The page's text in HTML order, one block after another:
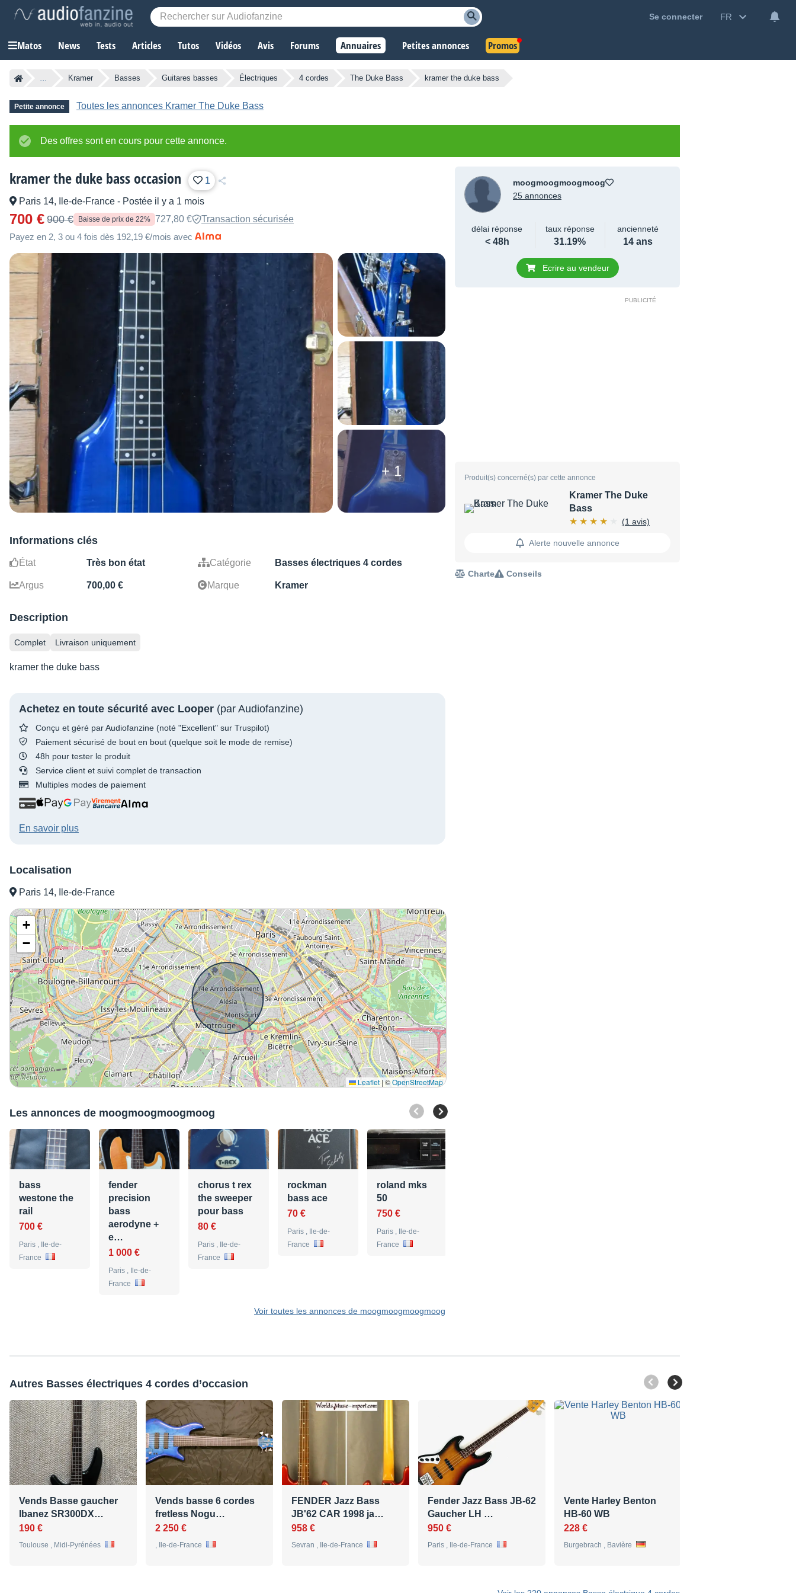
Se connecter FR
Matos News Tests Articles Tutos Vidéos Avis Forums Annuaires Petites annonces Promos
... Kramer Basses Guitares basses Électriques 4 cordes The Duke Bass kramer the duke bass
Petite annonce Toutes les annonces Kramer The Duke Bass
Des offres sont en cours pour cette annonce.
kramer the duke bass occasion 1
Paris 14, Ile-de-France - Postée il y a 1 mois
700 € 900 € Baisse de prix de 22% 727,80 €
Transaction sécurisée
Payez en 2, 3 ou 4 fois dès 192,19 €/mois avec
+ 1
Informations clés
État Très bon état Catégorie Basses électriques 4 cordes
Argus 700,00 € Marque Kramer
Description
Complet Livraison uniquement
kramer the duke bass
Achetez en toute sécurité avec Looper (par Audiofanzine)
Conçu et géré par Audiofanzine (noté "Excellent" sur Truspilot)
Paiement sécurisé de bout en bout (quelque soit le mode de remise)
48h pour tester le produit
Service client et suivi complet de transaction
Multiples modes de paiement
En savoir plus
Localisation
Paris 14, Ile-de-France
+
−
Leaflet | ©OpenStreetMap
Les annonces de moogmoogmoogmoog
bass
westone the
rail
700 €
Paris , Ile-de-
France
fender
precision
bass
aerodyne +
e…
1 000 €
Paris , Ile-de-
France
chorus t rex
the sweeper
pour bass
80 €
Paris , Ile-de-
France
rockman
bass ace
70 €
Paris , Ile-de-
France
roland mks
50
750 €
Paris , Ile-de-
France
Voir toutes les annonces de moogmoogmoogmoog
moogmoogmoogmoog
25 annonces
délai réponse
< 48h
taux réponse
31.19%
ancienneté
14 ans
Ecrire au vendeur
Produit(s) concerné(s) par cette annonce
Kramer The Duke
Bass
(1 avis)
Alerte nouvelle annonce
Charte Conseils
Autres Basses électriques 4 cordes d’occasion
Vends Basse gaucher
Ibanez SR300DX…
190 €
Toulouse , Midi-Pyrénées
Vends basse 6 cordes
fretless Nogu…
2 250 €
, Ile-de-France
FENDER Jazz Bass
JB'62 CAR 1998 ja…
958 €
Sevran , Ile-de-France
Fender Jazz Bass JB-62
Gaucher LH …
950 €
Paris , Ile-de-France
Vente Harley Benton
HB-60 WB
228 €
Burgebrach , Bavière